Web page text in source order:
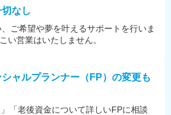
なし
ご希望や夢を叶えるサポートを⾏いま
い営業はいたしません。
ャルプランナー（FP）の変更も
「老後資金について詳しいFPに相談